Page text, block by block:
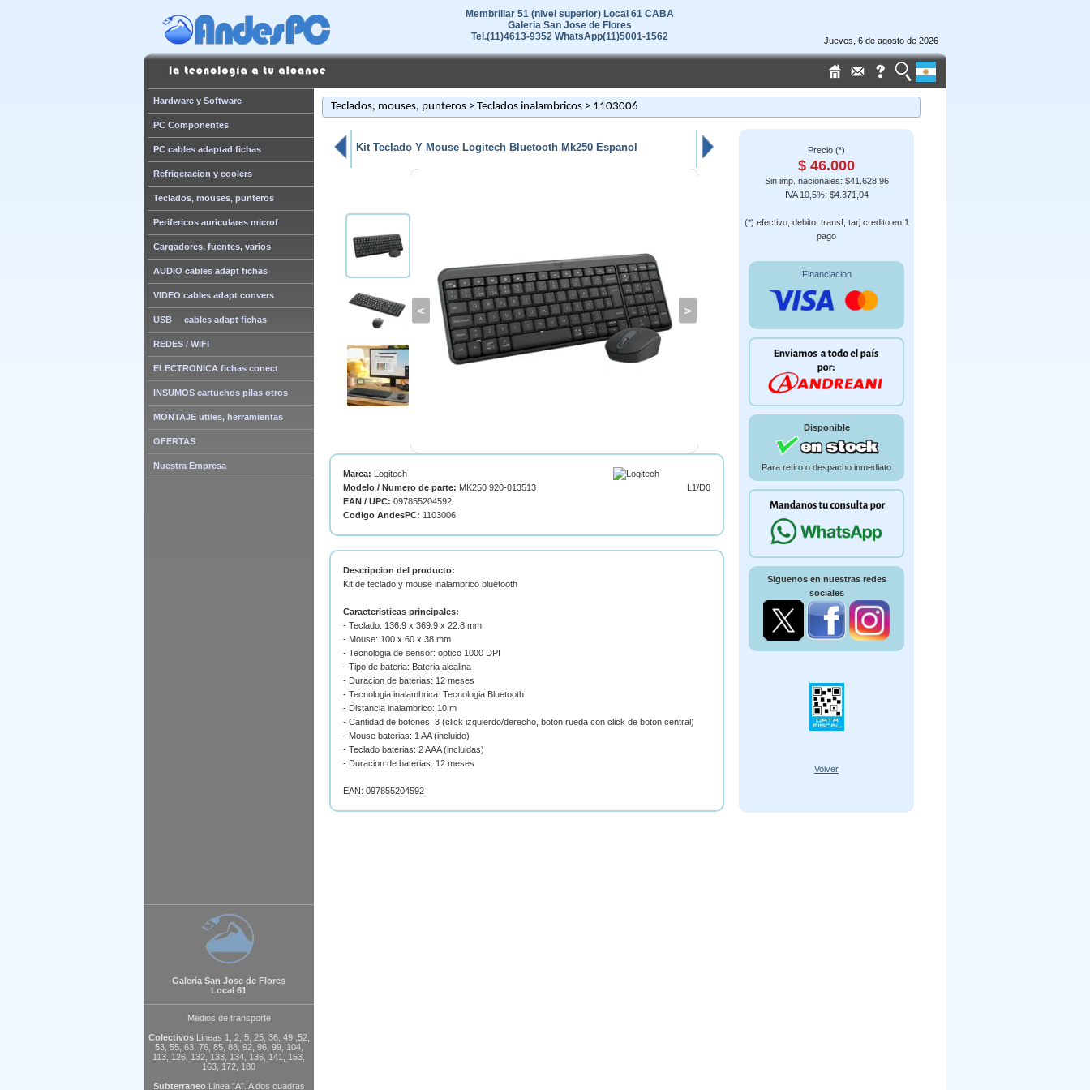
Jueves, 6 de agosto de 2026
Membrillar 51 (nivel superior) Local 61 CABA
Galeria San Jose de Flores
Tel.(11)4613-9352 WhatsApp(11)5001-1562
Hardware y Software
PC Componentes
PC cables adaptad fichas
Refrigeracion y coolers
Teclados, mouses, punteros
Perifericos auriculares microf
Cargadores, fuentes, varios
AUDIO cables adapt fichas
VIDEO cables adapt convers
USB cables adapt fichas
REDES / WIFI
ELECTRONICA fichas conect
INSUMOS cartuchos pilas otros
MONTAJE utiles, herramientas
OFERTAS
Nuestra Empresa
Galeria San Jose de Flores
Local 61
Medios de transporte
ColectivosLineas 1, 2, 5, 25, 36, 49 ,52,
53, 55, 63, 76, 85, 88, 92, 96, 99, 104,
113, 126, 132, 133, 134, 136, 141, 153,
163, 172, 180
Subterraneo Linea "A". A dos cuadras
Teclados, mouses, punteros > Teclados inalambricos > 1103006
Kit Teclado Y Mouse Logitech Bluetooth Mk250 Espanol
< >
L1/D0
Marca: Logitech
Modelo / Numero de parte: MK250 920-013513
EAN / UPC: 097855204592
Codigo AndesPC: 1103006
Descripcion del producto:
Kit de teclado y mouse inalambrico bluetooth
Caracteristicas principales:
- Teclado: 136.9 x 369.9 x 22.8 mm
- Mouse: 100 x 60 x 38 mm
- Tecnologia de sensor: optico 1000 DPI
- Tipo de bateria: Bateria alcalina
- Duracion de baterias: 12 meses
- Tecnologia inalambrica: Tecnologia Bluetooth
- Distancia inalambrico: 10 m
- Cantidad de botones: 3 (click izquierdo/derecho, boton rueda con click de boton central)
- Mouse baterias: 1 AA (incluido)
- Teclado baterias: 2 AAA (incluidas)
- Duracion de baterias: 12 meses
EAN: 097855204592
Precio (*)
$ 46.000
Sin imp. nacionales: $41.628,96
IVA 10,5%: $4.371,04
(*) efectivo, debito, transf, tarj credito en 1
pago
Financiacion
Disponible
Para retiro o despacho inmediato
Siguenos en nuestras redes
sociales
Volver